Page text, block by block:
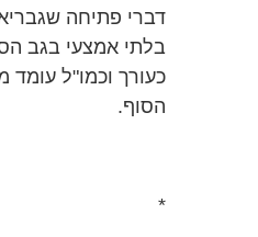
דברי פתיחה
בלתי אמצעי בגב
כעורך וכמו"ל עומד
הסוף.
*